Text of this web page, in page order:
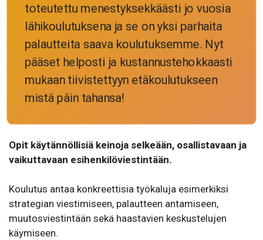
toteutettu menestyksekkäästi jo vuosia
lähikoulutuksena ja se on yksi parhaita
palautteita saava koulutuksemme. Nyt
pääset helposti ja kustannustehokkaasti
mukaan tiivistettyyn etäkoulutukseen
mistä päin tahansa!
Opit käytännöllisiä keinoja selkeään, osallistavaan ja
vaikuttavaan esihenkilöviestintään.
Koulutus antaa konkreettisia työkaluja esimerkiksi
strategian viestimiseen, palautteen antamiseen,
muutosviestintään sekä haastavien keskustelujen
käymiseen.